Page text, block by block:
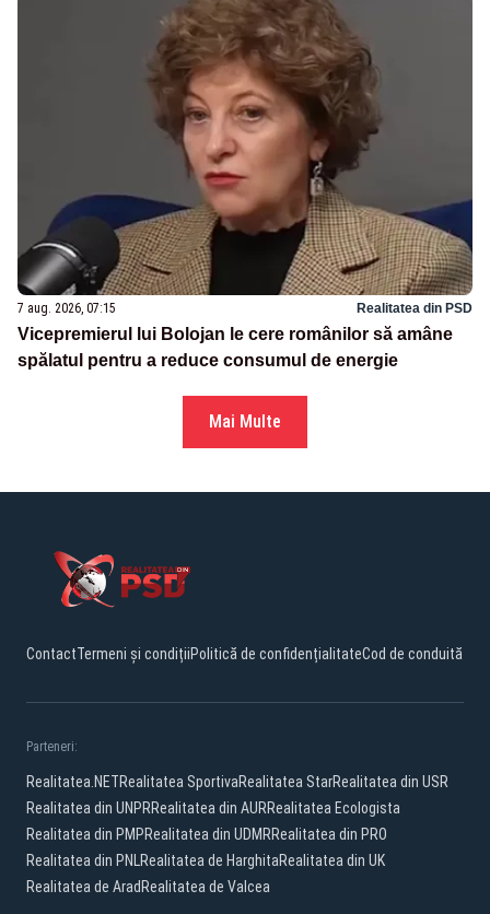
7 aug. 2026, 07:15 Realitatea din PSD
Vicepremierul lui Bolojan le cere românilor să amâne
spălatul pentru a reduce consumul de energie
Mai Multe
ContactTermeni și condițiiPolitică de confidențialitateCod de conduită
Parteneri:
Realitatea.NETRealitatea SportivaRealitatea StarRealitatea din USR
Realitatea din UNPRRealitatea din AURRealitatea Ecologista
Realitatea din PMPRealitatea din UDMRRealitatea din PRO
Realitatea din PNLRealitatea de HarghitaRealitatea din UK
Realitatea de Arad Realitatea de Valcea